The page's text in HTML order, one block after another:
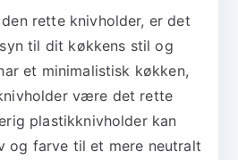
rette knivholder, er det
til dit køkkens stil og
et minimalistisk køkken,
være det rette
plastikknivholder kan
og farve til et mere neutralt